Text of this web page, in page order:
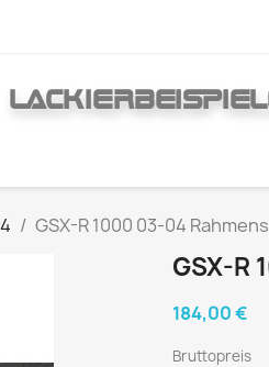
GSX-R 1000 03-04
GSX-R
184,00 €
Bruttopreis